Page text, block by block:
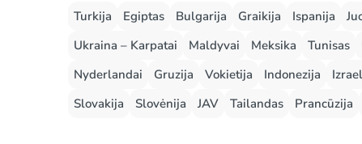
Turkija Egiptas Bulgarija Graikija Ispanija
Ukraina – Karpatai
Maldyvai Meksika Tunisas
Nyderlandai
Gruzija Vokietija Indonezija
Slovakija
Slovėnija JAV Tailandas Prancūzija